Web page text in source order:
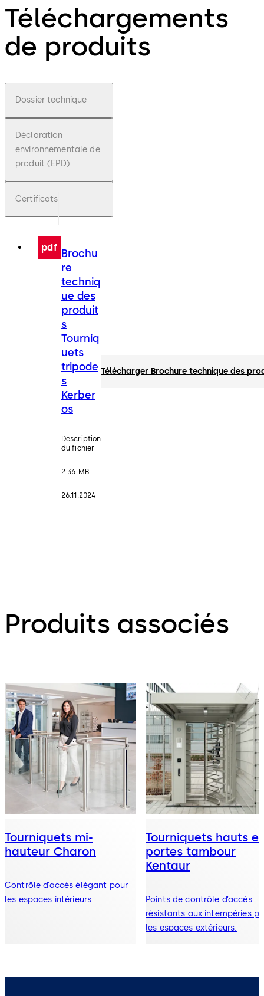
Téléchargements
de produits
Dossier technique
Déclaration
environnementale de
produit (EPD)
Certificats
pdf Brochu
re
techniq
ue des
produit
s
Tourniq
uets
tripode
s
Kerber
os
Description
du fichier
2.36 MB
26.11.2024
Télécharger Brochure technique des
Produits associés
Tourniquets mi-
hauteur Charon
Contrôle d’accès élégant pour
les espaces intérieurs.
Tourniquets hauts et
portes tambour
Kentaur
Points de contrôle d’accès
résistants aux intempéries
les espaces extérieurs.